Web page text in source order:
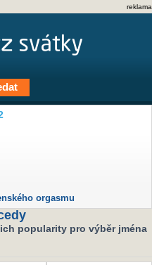
reklama
orgasmu
popularity pro výběr jména